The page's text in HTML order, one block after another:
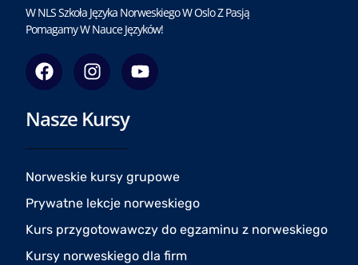
W NLS Szkoła Języka Norweskiego W Oslo Z Pasją
Pomagamy W Nauce Języków!
F
a
e
o
o
I
n
t
g
r
m
Y
o
e
Nasze Kursy
Norweskie kursy grupowe
Prywatne lekcje norweskiego
Kurs przygotowawczy do egzaminu z norweskiego
Kursy norweskiego dla firm